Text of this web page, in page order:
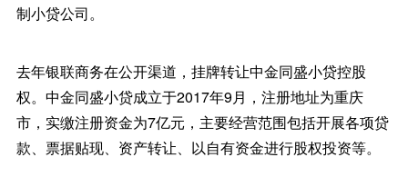
制小贷公司。
去年银联商务在公开渠道，挂牌转让中金同盛小贷控股
权。中金同盛小贷成立于2017年9月，注册地址为重庆
市，实缴注册资金为7亿元，主要经营范围包括开展各项贷
款、票据贴现、资产转让、以自有资金进行股权投资等。